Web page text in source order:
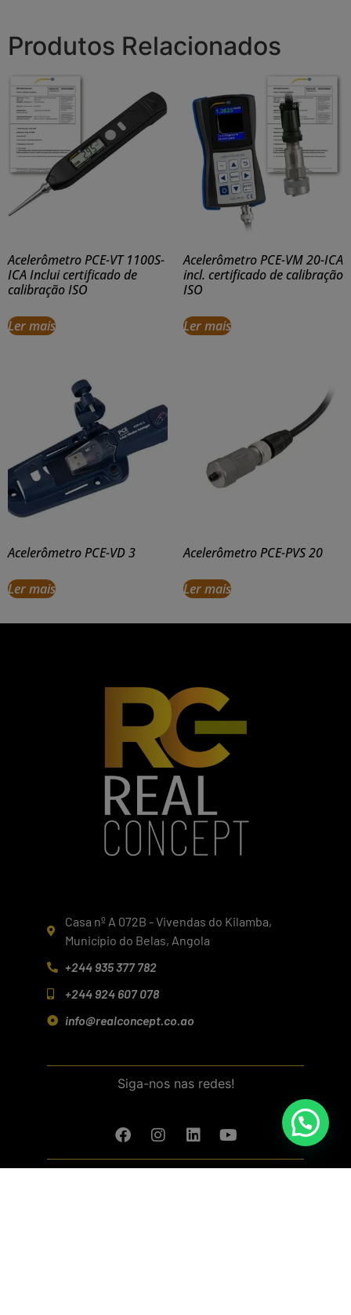
Produtos Relacionados
Acelerômetro PCE-VT 1100S-
ICA Inclui certificado de
calibração ISO
Ler mais
Acelerômetro PCE-VM 20-ICA
incl. certificado de calibração
ISO
Ler mais
Acelerômetro PCE-VD 3
Ler mais
Acelerômetro PCE-PVS 20
Ler mais
Casa nº A 072B - Vivendas do Kilamba,
Município do Belas, Angola
+244 935 377 782
+244 924 607 078
info@realconcept.co.ao
Siga-nos nas redes!